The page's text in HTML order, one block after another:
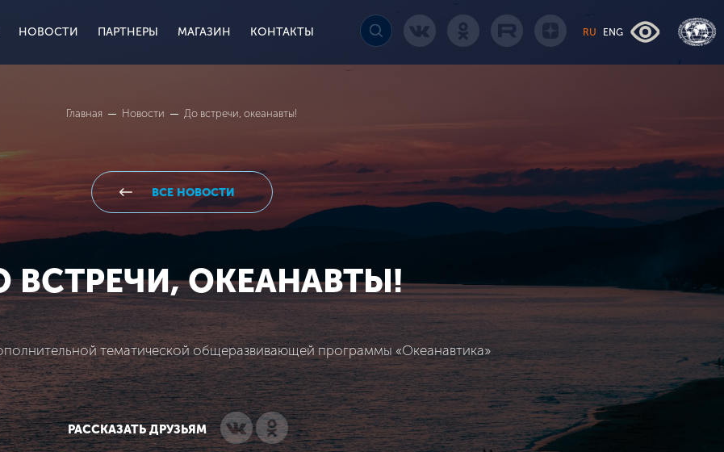
НОВОСТИ ПАРТНЕРЫ МАГАЗИН КОНТАКТЫ RU ENG
Главная Новости До встречи, океанавты!
ВСЕ НОВОСТИ
ВСТРЕЧИ, ОКЕАНАВТЫ!
тематической общеразвивающей программы «Океанавтика»
РАССКАЗАТЬ ДРУЗЬЯМ